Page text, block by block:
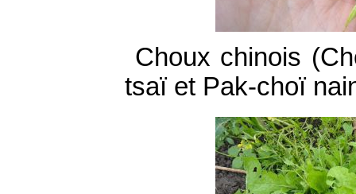
Choux chinois
tsaï et Pak-choï